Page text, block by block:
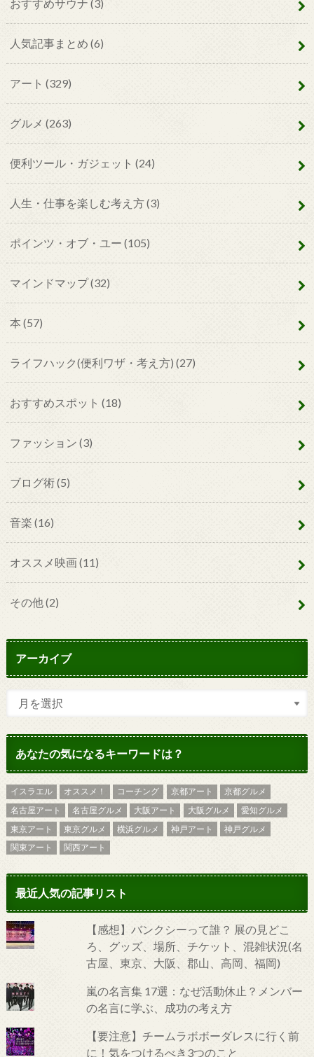
おすすめサウナ (3)
人気記事まとめ (6)
アート (329)
グルメ (263)
便利ツール・ガジェット (24)
人生・仕事を楽しむ考え方(3)
ポインツ・オブ・ユー (105)
マインドマップ(32)
本 (57)
ライフハック(便利ワザ・考え方) (27)
おすすめスポット (18)
ファッション (3)
ブログ術(5)
音楽 (16)
オススメ映画(11)
その他(2)
アーカイブ
あなたの気になるキーワードは？
イスラエル オススメ！ コーチング 京都アート
京都グルメ
名古屋アート
名古屋グルメ 大阪アート 大阪グルメ
愛知グルメ
東京アート
東京グルメ 横浜グルメ 神戸アート
神戸グルメ
関東アート
関西アート
最近人気の記事リスト
【感想】バンクシーって誰？ 展の見どこ
ろ、グッズ、場所、チケット、混雑状況(名
古屋、東京、大阪、郡山、高岡、福岡)
嵐の名言集 17選：なぜ活動休止？メンバー
の名言に学ぶ、成功の考え方
【要注意】チームラボボーダレスに行く前
に！気をつけるべき3つのこと